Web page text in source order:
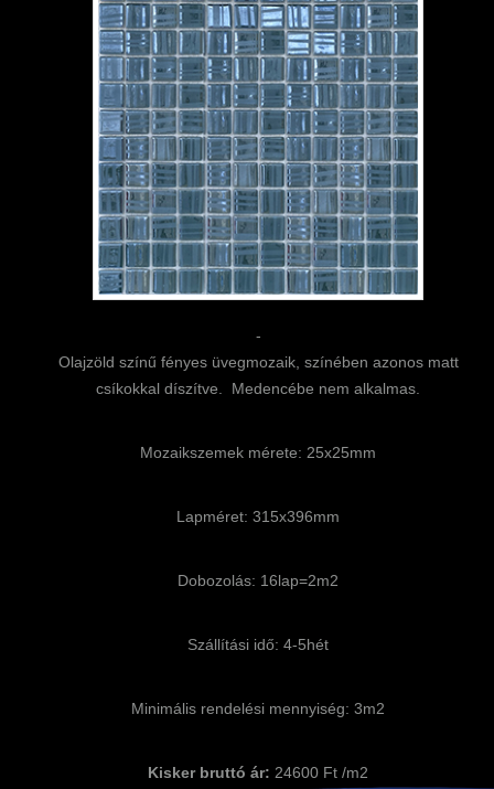
-
Olajzöld színű fényes üvegmozaik, színében azonos matt
csíkokkal díszítve. Medencébe nem alkalmas.
Mozaikszemek mérete: 25x25mm
Lapméret: 315x396mm
Dobozolás: 16lap=2m2
Szállítási idő: 4-5hét
Minimális rendelési mennyiség: 3m2
Kisker bruttó ár: 24600 Ft /m2